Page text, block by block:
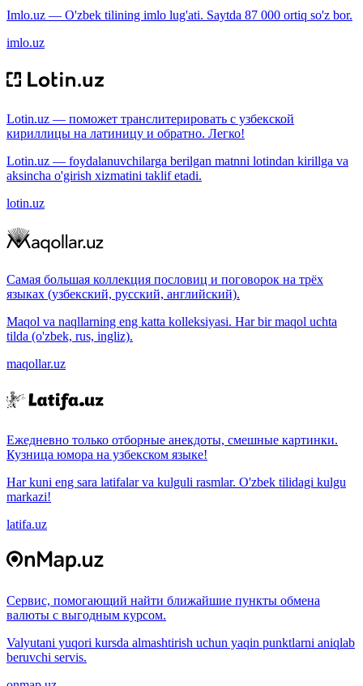
Imlo.uz — O'zbek tilining imlo lug'ati. Saytda 87 000 ortiq so'z bor.
imlo.uz
Lotin.uz — поможет транслитерировать с узбекской
кириллицы на латиницу и обратно. Легко!
Lotin.uz — foydalanuvchilarga berilgan matnni lotindan kirillga va
aksincha o'girish xizmatini taklif etadi.
lotin.uz
Самая большая коллекция пословиц и поговорок на трёх
языках (узбекский, русский, английский).
Maqol va naqllarning eng katta kolleksiyasi. Har bir maqol uchta
tilda (o'zbek, rus, ingliz).
maqollar.uz
Ежедневно только отборные анекдоты, смешные картинки.
Кузница юмора на узбекском языке!
Har kuni eng sara latifalar va kulguli rasmlar. O'zbek tilidagi kulgu
markazi!
latifa.uz
Сервис, помогающий найти ближайшие пункты обмена
валюты с выгодным курсом.
Valyutani yuqori kursda almashtirish uchun yaqin punktlarni aniqlab
beruvchi servis.